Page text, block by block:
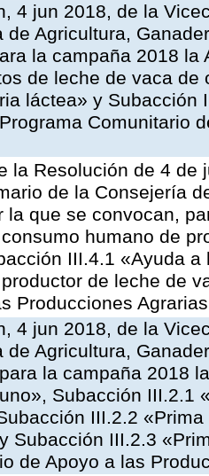
4 jun 2018, de la
de Agricultura,
la campaña 2018
de leche de vaca
láctea» y Subacción
Comunitario
la Resolución de 4
de la Consejería
la que se convocan,
humano de
III.4.1 «Ayuda
de leche de
Producciones
4 jun 2018, de la
de Agricultura,
la campaña 2018
Subacción III.2.1
III.2.2
Subacción III.2.3
de Apoyo a las